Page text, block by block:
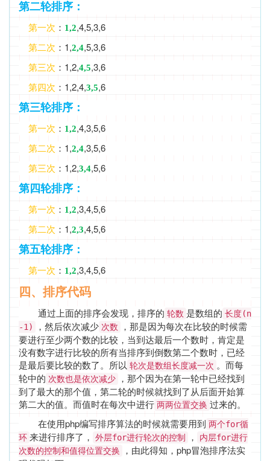
第二轮排序：
第一次 ： 1,2,4,5,3,6
第二次 ：1,2,4,5,3,6
第三次 ：1,2,4,5,3,6
第四次 ：1,2,4,3,5,6
第三轮排序：
第一次 ： 1,2,4,3,5,6
第二次 ：1,2,4,3,5,6
第三次 ：1,2,3,4,5,6
第四轮排序：
第一次 ： 1,2,3,4,5,6
第二次 ：1,2,3,4,5,6
第五轮排序：
第一次 ： 1,2,3,4,5,6
四、排序代码
通过上面的排序会发现，排序的 轮数 是数组的 长度(n
-1)
，然后依次减少 次数
，那是因为每次在比较的时候需
要进行至少两个数的比较，当到达最后一个数时，肯定是
没有数字进行比较的所有当排序到倒数第二个数时，已经
是最后要比较的数了。所以 轮次是数组长度减一次 。而每
轮中的 次数也是依次减少
，那个因为在第一轮中已经找到
到了最大的那个值，第二轮的时候就找到了从后面开始算
第二大的值。而值时在每次中进行 两两位置交换 过来的。
在使用php编写排序算法的时候就需要用到 两个for循
环 来进行排序了， 外层for进行轮次的控制 ，
内层for进行
次数的控制和值得位置交换
，由此得知，php冒泡排序法实